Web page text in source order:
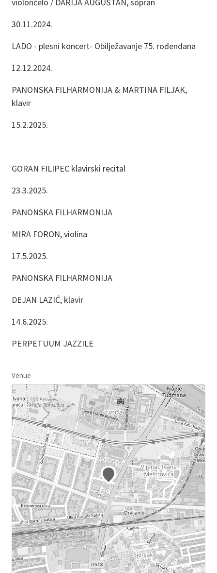
violončelo / DARIJA AUGUŠTAN, sopran
30.11.2024.
LADO - plesni koncert- Obilježavanje 75. rođendana
12.12.2024.
PANONSKA FILHARMONIJA & MARTINA FILJAK,
klavir
15.2.2025.
GORAN FILIPEC klavirski recital
23.3.2025.
PANONSKA FILHARMONIJA
MIRA FORON, violina
17.5.2025.
PANONSKA FILHARMONIJA
DEJAN LAZIĆ, klavir
14.6.2025.
PERPETUUM JAZZILE
Venue